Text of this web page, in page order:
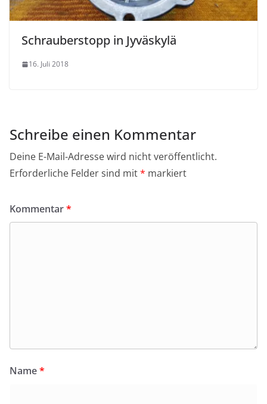
Schrauberstopp in Jyväskylä
16. Juli 2018
Schreibe einen Kommentar
Deine E-Mail-Adresse wird nicht veröffentlicht.
Erforderliche Felder sind mit* markiert
Kommentar*
Name*